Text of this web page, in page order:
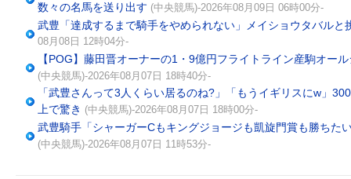
数々の名馬を送り出す (中央競馬)-2026年08月09日 06時00分-
武豊「達成するまで騎手をやめられない」メイショウタバルと
08月08日 12時04分-
【POG】藤田晋オーナーの1・9億円フライトライン産駒オー
(中央競馬)-2026年08月07日 18時40分-
「武豊さんって3人くらい居るのね?」「もうイギリスにw」
上で驚き (中央競馬)-2026年08月07日 18時00分-
武豊騎手「シャーガーCもキングジョージも凱旋門賞も勝ちた
(中央競馬)-2026年08月07日 11時53分-